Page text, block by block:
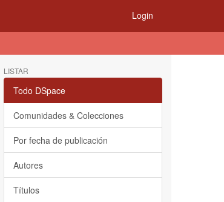
Login
LISTAR
Todo DSpace
Comunidades & Colecciones
Por fecha de publicación
Autores
Títulos